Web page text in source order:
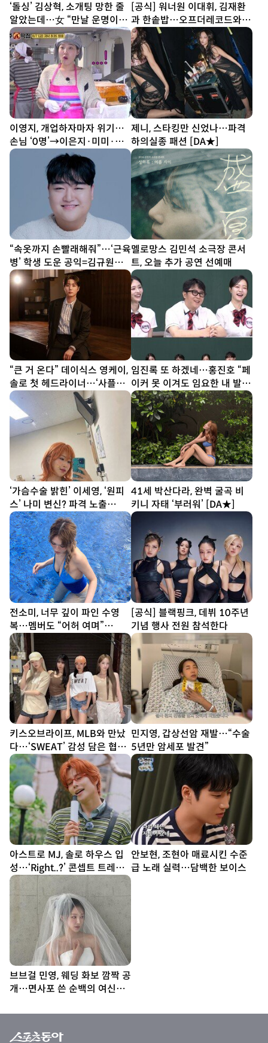
‘돌싱’ 김상혁, 소개팅 망한 줄
알았는데…女 “만날 운명이었
나” (신랑수업2)
[공식] 워너원 이대휘, 김재환
과 한솥밥…오프더레코드와
전속계약
이영지, 개업하자마자 위기…
손님 ‘0명’→이은지·미미·안
유진 ‘노조 결성’ (우주떡집)
제니, 스타킹만 신었나…파격
하의실종 패션 [DA★]
“속옷까지 손빨래해줘”…‘근육
병’ 학생 도운 공익=김규원
[DA이슈]
멜로망스 김민석 소극장 콘서
트, 오늘 추가 공연 선예매
“큰 거 온다” 데이식스 영케이,
솔로 첫 헤드라이너…‘사플페’
출격
임진록 또 하겠네…홍진호 “페
이커 못 이겨도 임요한 내 발
밑” (아형)
‘가슴수술 밝힌’ 이세영, ‘원피
스’ 나미 변신? 파격 노출
[DA★]
41세 박산다라, 완벽 굴곡 비
키니 자태 ‘부러워’ [DA★]
전소미, 너무 깊이 파인 수영
복…멤버도 “어허 여며”
[DA★]
[공식] 블랙핑크, 데뷔 10주년
기념 행사 전원 참석한다
키스오브라이프, MLB와 만났
다…‘SWEAT’ 감성 담은 협업
공개
민지영, 갑상선암 재발…“수술
5년만 암세포 발견”
아스트로 MJ, 솔로 하우스 입
성…‘Right..?’ 콘셉트 트레일
러 공개
안보현, 조현아 매료시킨 수준
급 노래 실력…담백한 보이스
브브걸 민영, 웨딩 화보 깜짝 공
개…면사포 쓴 순백의 여신